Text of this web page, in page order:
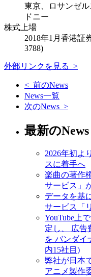
東京、ロサンゼ
ドニー
株式上場
2018年1月香港証
3788)
外部リンクを見る >
< 前のNews
News一覧
次のNews >
最新のNews
2026年初よ
スに着手へ
楽曲の著作
サービス」
データを基
サービス「
YouTube上
定し、 広告
を バンダイ
内15社目)
弊社が日本
アニメ製作